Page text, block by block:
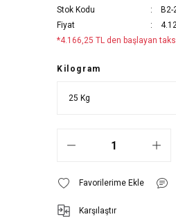
Stok Kodu
B2-
Fiyat
*4.166,25 TL den başlayan
Kilogram
Karşılaştır